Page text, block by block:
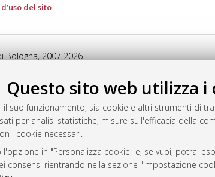
Questo sito web utilizza i
suo funzionamento, sia cookie e altri strumenti di
per analisi statistiche, misure sull'efficacia della
i cookie necessari.
in "Personalizza cookie" e, se vuoi, potrai
consensi rientrando nella sezione "Impostazione
del sito
Bologna, 2007-2026.